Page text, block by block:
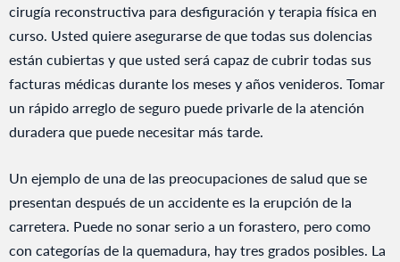
cirugía reconstructiva para desfiguración y terapia física en
curso. Usted quiere asegurarse de que todas sus dolencias
están cubiertas y que usted será capaz de cubrir todas sus
facturas médicas durante los meses y años venideros. Tomar
un rápido arreglo de seguro puede privarle de la atención
duradera que puede necesitar más tarde.
Un ejemplo de una de las preocupaciones de salud que se
presentan después de un accidente es la erupción de la
carretera. Puede no sonar serio a un forastero, pero como
con categorías de la quemadura, hay tres grados posibles. La